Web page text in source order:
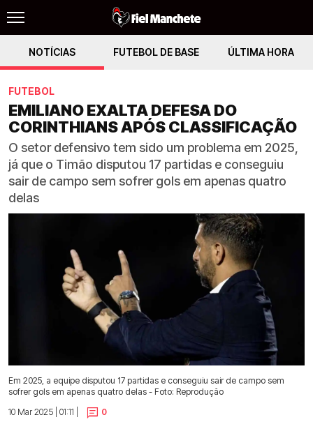
NOTÍCIAS FUTEBOL DE BASE ÚLTIMA HORA
FUTEBOL
EMILIANO EXALTA DEFESA DO
CORINTHIANS APÓS CLASSIFICAÇÃO
O setor defensivo tem sido um problema em 2025,
já que o Timão disputou 17 partidas e conseguiu
sair de campo sem sofrer gols em apenas quatro
delas
Em 2025, a equipe disputou 17 partidas e conseguiu sair de campo sem
sofrer gols em apenas quatro delas - Foto: Reprodução
10 Mar 2025 | 01:11 |
0